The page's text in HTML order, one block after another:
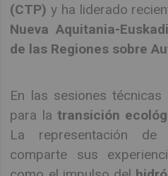
(CTP) y ha liderado
Nueva Aquitania-
de las Regiones sobre
En las sesiones
para la transición
La representación de
comparte sus